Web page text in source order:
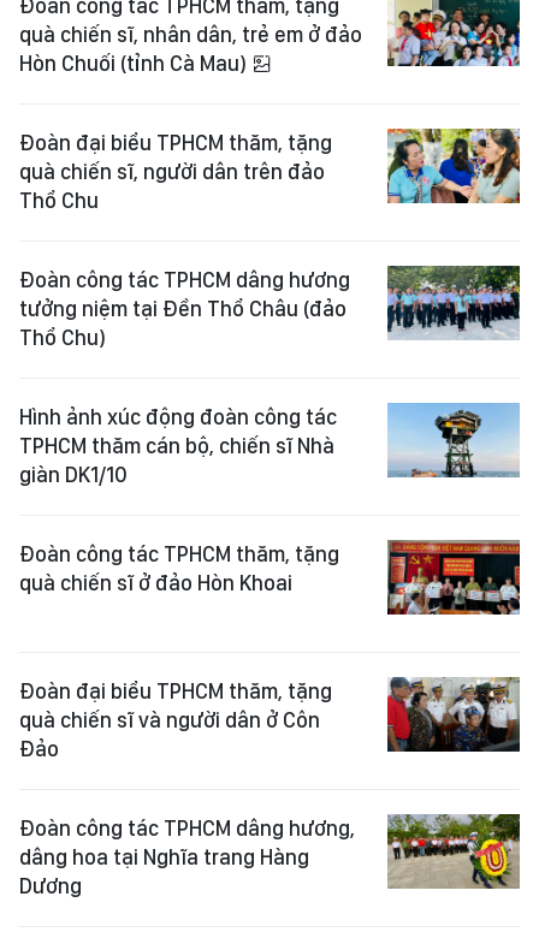
Đoàn công tác TPHCM thăm, tặng
quà chiến sĩ, nhân dân, trẻ em ở đảo
Hòn Chuối (tỉnh Cà Mau)
Đoàn đại biểu TPHCM thăm, tặng
quà chiến sĩ, người dân trên đảo
Thổ Chu
Đoàn công tác TPHCM dâng hương
tưởng niệm tại Đền Thổ Châu (đảo
Thổ Chu)
Hình ảnh xúc động đoàn công tác
TPHCM thăm cán bộ, chiến sĩ Nhà
giàn DK1/10
Đoàn công tác TPHCM thăm, tặng
quà chiến sĩ ở đảo Hòn Khoai
Đoàn đại biểu TPHCM thăm, tặng
quà chiến sĩ và người dân ở Côn
Đảo
Đoàn công tác TPHCM dâng hương,
dâng hoa tại Nghĩa trang Hàng
Dương